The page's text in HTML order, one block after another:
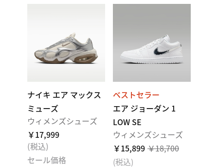
ナイキ エア マックス
ミューズ
ウィメンズシューズ
￥17,999
(税込)
セール価格
ベストセラー
エア ジョーダン 1
LOW SE
ウィメンズシューズ
￥15,899 ￥18,700
(税込)